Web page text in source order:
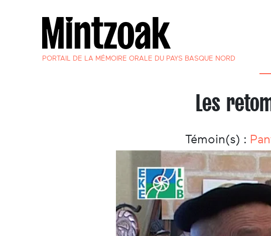
PORTAIL DE LA MÉMOIRE ORALE DU PAYS BASQUE NORD
Les
Témoin(s) :